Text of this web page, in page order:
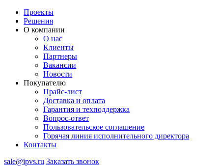
Проекты
Решения
О компании
О нас
Клиенты
Партнеры
Вакансии
Новости
Покупателю
Прайс-лист
Доставка и оплата
Гарантия и техподдержка
Вопрос-ответ
Пользовательское соглашение
Горячая линия исполнительного директора
Контакты
sale@ipvs.ru Заказать звонок